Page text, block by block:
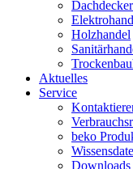
Holzhandel
Aktuelles
Service
beko
Downloads